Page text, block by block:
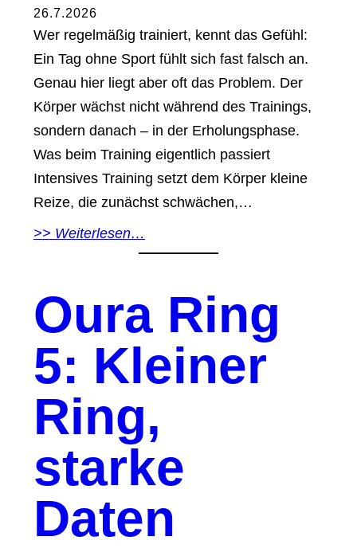
26.7.2026
Wer regelmäßig trainiert, kennt das Gefühl:
Ein Tag ohne Sport fühlt sich fast falsch an.
Genau hier liegt aber oft das Problem. Der
Körper wächst nicht während des Trainings,
sondern danach – in der Erholungsphase.
Was beim Training eigentlich passiert
Intensives Training setzt dem Körper kleine
Reize, die zunächst schwächen,…
>> Weiterlesen…
Oura Ring
5: Kleiner
Ring,
starke
Daten